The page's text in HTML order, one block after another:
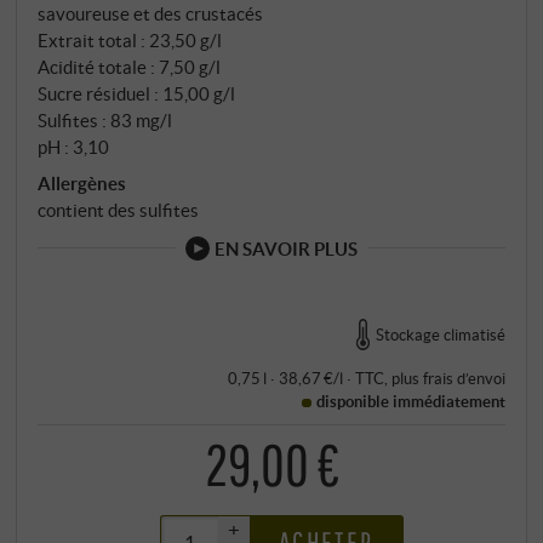
équilibré avec style – parfait avec du saumon, du
thuna rouge ou comme apéritif vivifiant.
SUPERIORE.DE
savoureuse et des crustacés
Extrait total : 23,50 g/l
Acidité totale : 7,50 g/l
Sucre résiduel : 15,00 g/l
Sulfites : 83 mg/l
pH : 3,10
Allergènes
contient des sulfites
EN SAVOIR PLUS
Stockage climatisé
0,75 l · 38,67 €/l · TTC, plus frais d’envoi
disponible immédiatement
29,00 €
+